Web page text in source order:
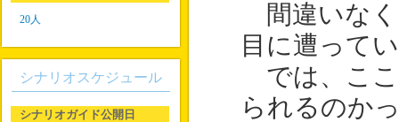
間違いなく
目に遭って
では、ここ
られるのか
20人
シナリオスケジュール
シナリオガイド公開日